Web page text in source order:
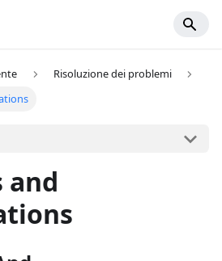
Risoluzione dei problemi
and